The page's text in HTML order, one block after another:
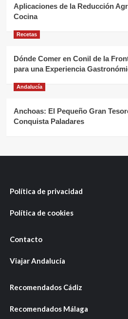
Aplicaciones de la Reducción
Cocina
Recetas
Dónde Comer en Conil de la
para una Experiencia
Andalucía
Anchoas: El Pequeño Gran
Conquista Paladares
Política de privacidad
Política de cookies
Contacto
Viajar Andalucía
Recomendados Cádiz
Recomendados Málaga